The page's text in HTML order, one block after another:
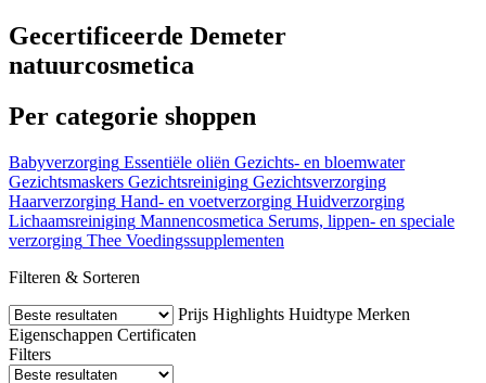
Gecertificeerde Demeter
natuurcosmetica
Per categorie shoppen
Babyverzorging Essentiële oliën Gezichts- en bloemwater
Gezichtsmaskers Gezichtsreiniging Gezichtsverzorging
Haarverzorging Hand- en voetverzorging Huidverzorging
Lichaamsreiniging Mannencosmetica Serums, lippen- en speciale
verzorging Thee Voedingssupplementen
Filteren & Sorteren
Prijs Highlights Huidtype Merken
Eigenschappen Certificaten
Filters